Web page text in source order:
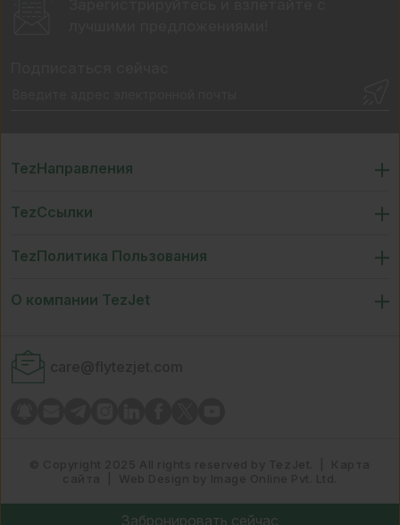
TezНаправления
TezСсылки
TezПолитика Пользования
О компании TezJet
Забронировать сейчас